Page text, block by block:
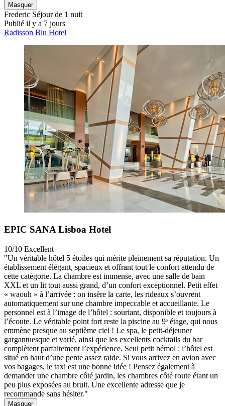
Masquer
Frederic Séjour de 1 nuit
Publié il y a 7 jours
Radisson Blu Hotel
EPIC SANA Lisboa Hotel
10/10 Excellent
"Un véritable hôtel 5 étoiles qui mérite pleinement sa réputation. Un
établissement élégant, spacieux et offrant tout le confort attendu de
cette catégorie. La chambre est immense, avec une salle de bain
XXL et un lit tout aussi grand, d’un confort exceptionnel. Petit effet
« waouh » à l’arrivée : on insère la carte, les rideaux s’ouvrent
automatiquement sur une chambre impeccable et accueillante. Le
personnel est à l’image de l’hôtel : souriant, disponible et toujours à
l’écoute. Le véritable point fort reste la piscine au 9ᵉ étage, qui nous
emmène presque au septième ciel ! Le spa, le petit-déjeuner
gargantuesque et varié, ainsi que les excellents cocktails du bar
complètent parfaitement l’expérience. Seul petit bémol : l’hôtel est
situé en haut d’une pente assez raide. Si vous arrivez en avion avec
vos bagages, le taxi est une bonne idée ! Pensez également à
demander une chambre côté jardin, les chambres côté route étant un
peu plus exposées au bruit. Une excellente adresse que je
recommande sans hésiter."
Masquer